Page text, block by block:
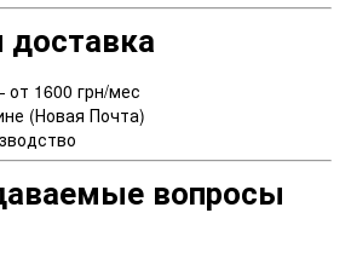
доставка
1600 грн/мес
(Новая Почта)
вопросы